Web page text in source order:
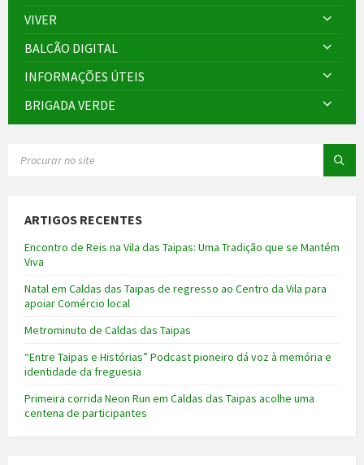
VIVER
BALCÃO DIGITAL
INFORMAÇÕES ÚTEIS
BRIGADA VERDE
ARTIGOS RECENTES
Encontro de Reis na Vila das Taipas: Uma Tradição que se Mantém
Viva
Natal em Caldas das Taipas de regresso ao Centro da Vila para
apoiar Comércio local
Metrominuto de Caldas das Taipas
“Entre Taipas e Histórias” Podcast pioneiro dá voz à memória e
identidade da freguesia
Primeira corrida Neon Run em Caldas das Taipas acolhe uma
centena de participantes